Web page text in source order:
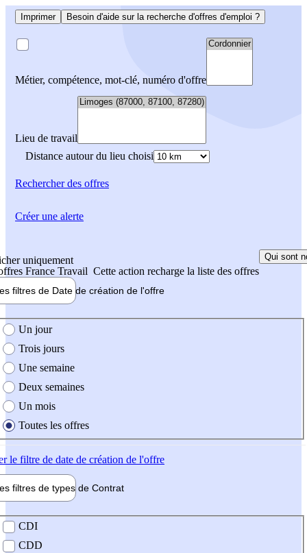
Imprimer Besoin d'aide sur la recherche d'offres d'emploi ?
Métier, compétence, mot-clé, numéro d'offre
Lieu de travail
Distance autour du lieu choisi
Rechercherdes offres
uniquement
France Travail Cette action recharge la liste des offres
Qui sont
filtres de Date de création de l'offre
création de l'offre
Un jour
Trois jours
Une semaine
Deux semaines
Un mois
Toutes les offres
le filtre de date de création de l'offre
filtres de types de Contrat
contrat
CDI
CDD
Créer une alerte